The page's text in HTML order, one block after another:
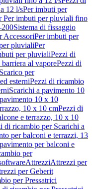
12 l/sPer imbuti per
Per imbuti per pluviali fino
Sistema di fissaggio
AccessoriPer imbuti per
pluvialiPer
per pluvialiPezzi di
al vaporePezzi di
Scarico per
esterniPezzi di ricambio
Scarichi a pavimento 10
10 x 10
10 x 10 cmPezzi di
e terrazzo, 10 x 10
di ricambio per Scarichi a
per balconi e terrazzi, 13
per balconi e
per
AttrezziAttrezzi per
per Geberit
per Pressatrici